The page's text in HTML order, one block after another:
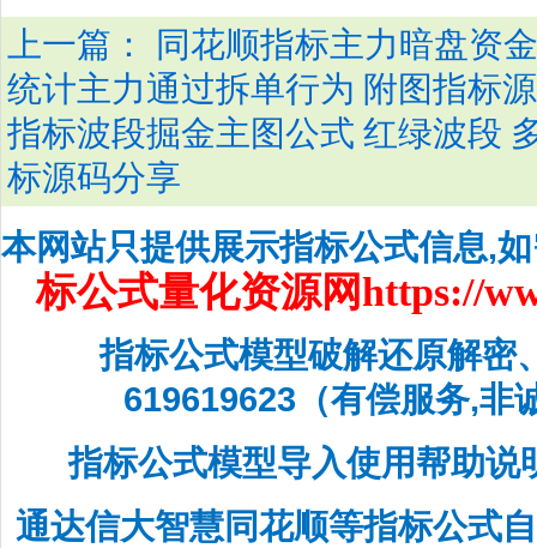
上一篇：
同花顺指标主力暗盘资
统计主力通过拆单行为 附图指标
指标波段掘金主图公式 红绿波段
标源码分享
本网站只提供展示指标公式信息,
标公式量化资源网https://
指标公式模型破解还原解密
619619623（有偿服务,非
指标公式模型导入使用帮助说
通达信大智慧同花顺等指标公式